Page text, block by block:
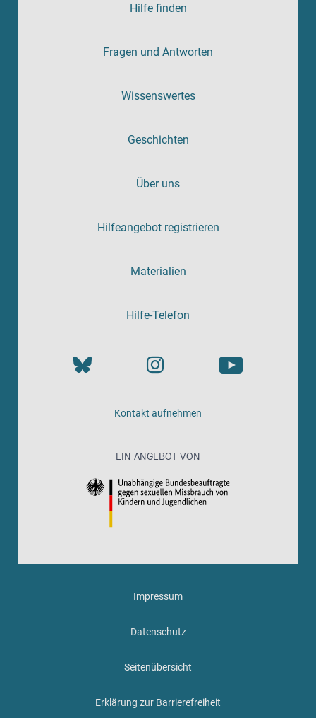
Hilfe finden
Fragen und Antworten
Wissenswertes
Geschichten
Über uns
Hilfeangebot registrieren
Materialien
Hilfe-Telefon
Kontakt aufnehmen
EIN ANGEBOT VON
Impressum
Datenschutz
Seitenübersicht
Erklärung zur Barrierefreiheit